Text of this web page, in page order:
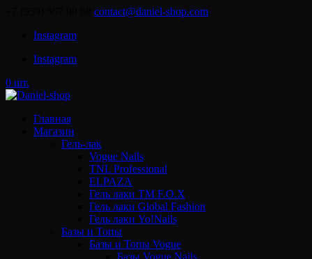
contact@daniel-shop.com
Instagram
Instagram
0 шт.
Главная
Магазин
Гель-лак
Vogue Nails
TNL Professional
ELPAZA
Гель лаки ТМ F.O.X
Гель лаки Global Fashion
Гель лаки Yo!Nails
Базы и Топы
Базы и Топы Vogue
Базы Vogue Nails